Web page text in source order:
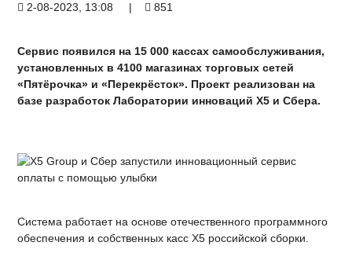
2-08-2023, 13:08 | 851
Сервис появился на 15 000 кассах самообслуживания,
установленных в 4100 магазинах торговых сетей
«Пятёрочка» и «Перекрёсток». Проект реализован на
базе разработок Лаборатории инноваций Х5 и Сбера.
Система работает на основе отечественного программного
обеспечения и собственных касс Х5 российской сборки.